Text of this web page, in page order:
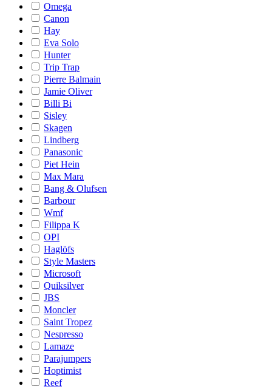
Omega
Canon
Hay
Eva Solo
Hunter
Trip Trap
Pierre Balmain
Jamie Oliver
Billi Bi
Sisley
Skagen
Lindberg
Panasonic
Piet Hein
Max Mara
Bang & Olufsen
Barbour
Wmf
Filippa K
OPI
Haglöfs
Style Masters
Microsoft
Quiksilver
JBS
Moncler
Saint Tropez
Nespresso
Lamaze
Parajumpers
Hoptimist
Reef